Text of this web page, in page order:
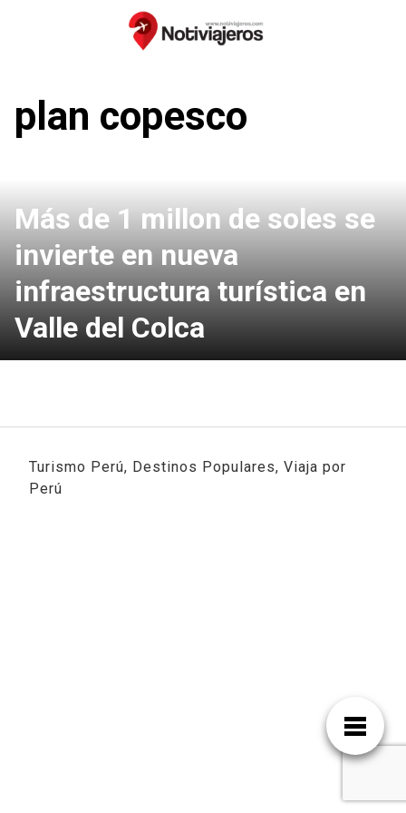
plan copesco
Más de 1 millon de soles se
invierte en nueva
infraestructura turística en
Valle del Colca
Turismo Perú, Destinos Populares, Viaja por
Perú